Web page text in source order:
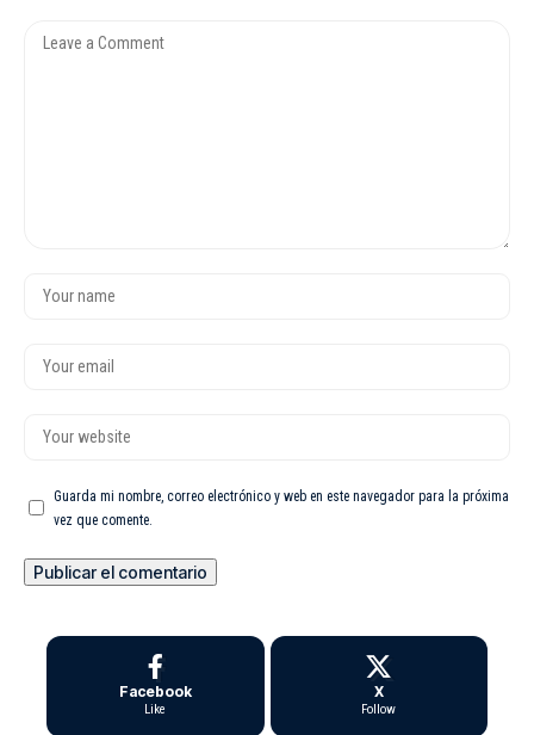
Guarda mi nombre, correo electrónico y web en este navegador para la próxima
vez que comente.
Facebook
Like
X
Follow